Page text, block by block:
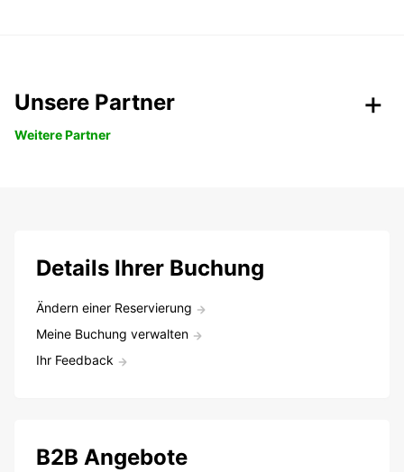
Unsere Partner
Weitere Partner
Details Ihrer Buchung
Ändern einer Reservierung
Meine Buchung verwalten
Ihr Feedback
B2B Angebote